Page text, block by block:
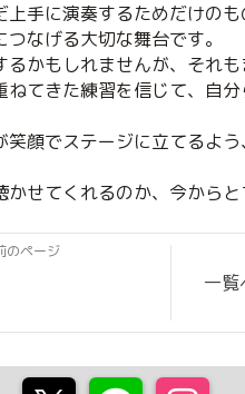
上手に演奏するためだけの
なげる大切な舞台です。
かもしれませんが、それも
ねてきた練習を信じて、自
笑顔でステージに立てるよ
かせてくれるのか、今から
のページ
一覧